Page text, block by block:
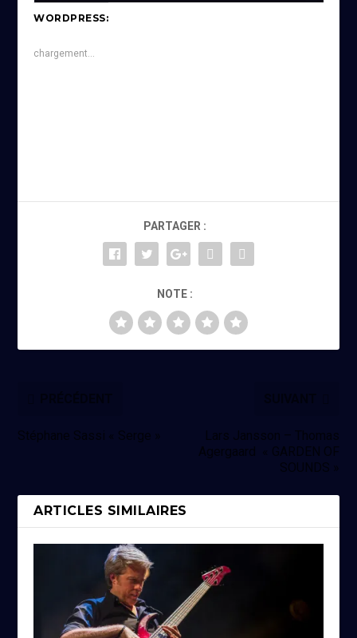
WORDPRESS:
chargement…
PARTAGER :
NOTE :
Stéphane Sassi « Serge »
Lars Jansson – Thomas
Agergaard « GARDEN OF
SOUNDS »
ARTICLES SIMILAIRES